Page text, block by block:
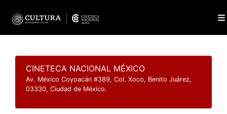
CINETECA NACIONAL MÉXICO
Av. México Coyoacán #389, Col. Xoco, Benito Juárez,
03330, Ciudad de México.